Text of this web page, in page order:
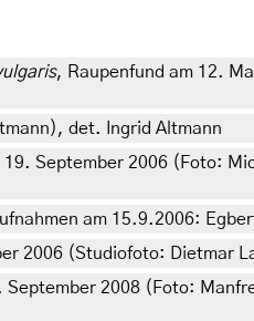
, Raupenfund am 12.
det. Ingrid Altmann
September 2006 (Foto:
am 15.9.2006:
2006 (Studiofoto: Dietmar
2008 (Foto: